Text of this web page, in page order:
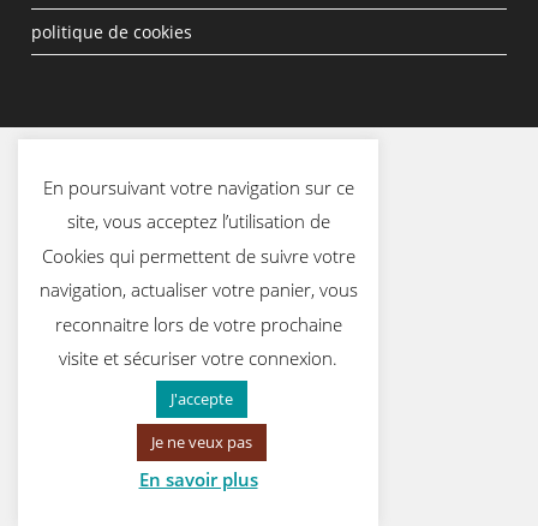
politique de cookies
En poursuivant votre navigation sur ce
site, vous acceptez l’utilisation de
Cookies qui permettent de suivre votre
navigation, actualiser votre panier, vous
reconnaitre lors de votre prochaine
visite et sécuriser votre connexion.
J'accepte
Je ne veux pas
En savoir plus